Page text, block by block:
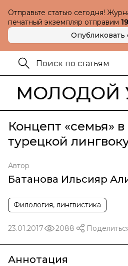
Отправьте статью сегодня!
печатный экземпляр отправим
Опубликовать
МОЛОДОЙ
Концепт «семья»
турецкой
Автор
Батанова Ильсияр
Филология, лингвистика
23.01.2017 2088
Аннотация